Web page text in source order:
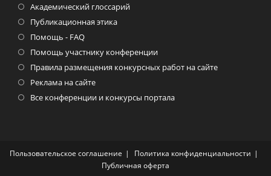
Академический глоссарий
Публикационная этика
Помощь - FAQ
Помощь участнику конференции
Правила размещения конкурсных работ на сайте
Реклама на сайте
Все конференции и конкурсы портала
Пользовательское соглашение
Политика конфиденциальности
Публичная оферта